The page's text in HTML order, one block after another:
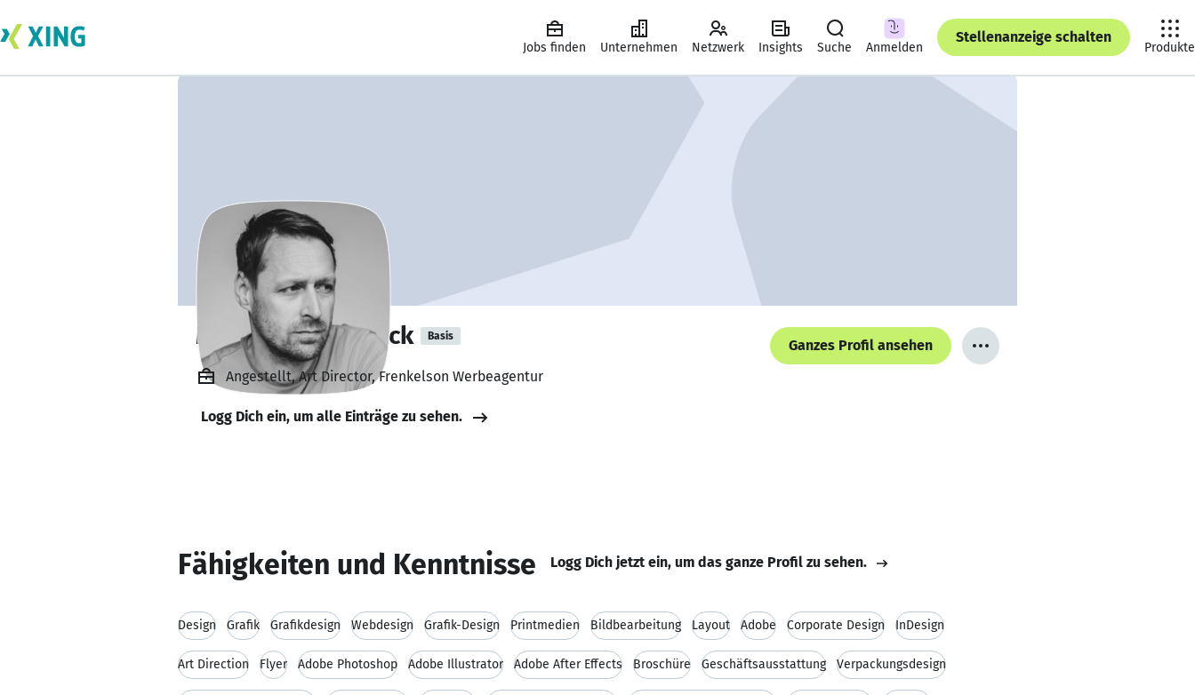
Jobs finden Unternehmen Netzwerk Insights Suche Anmelden
Stellenanzeige schalten
Produkte
Marcel Schönebeck Basis
Ganzes Profil ansehen
Angestellt, Art Director, Frenkelson Werbeagentur
Logg Dich ein, um alle Einträge zu sehen.
Fähigkeiten und Kenntnisse Logg Dich jetzt ein, um das ganze Profil zu sehen.
Design Grafik Grafikdesign Webdesign Grafik-Design Printmedien Bildbearbeitung Layout Adobe Corporate Design InDesign
Art Direction Flyer Adobe Photoshop Adobe Illustrator Adobe After Effects Broschüre Geschäftsausstattung Verpackungsdesign